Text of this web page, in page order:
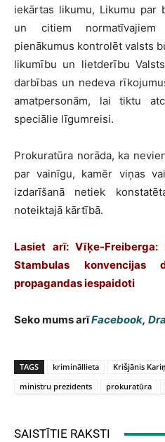
iekārtas likumu, Likumu par
un citiem
pienākumus kontrolēt valsts
likumību un lietderību
darbības un nedeva
amatpersonām, lai tiktu
speciālie līgumreisi.
Prokuratūra norāda, ka
par vainīgu, kamēr viņas
izdarīšanā netiek
noteiktajā kārtībā.
Lasiet arī:Vīķe-Freiberga:
Stambulas konvencijas
propagandas iespaidoti
Seko mums arīFacebook,
TAGS krimināllieta Krišjānis
ministru prezidents
prokuratūra
SAISTĪTIE RAKSTI